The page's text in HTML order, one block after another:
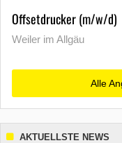
Offsetdrucker (m/w/d)
Weiler im Allgäu
Alle
AKTUELLSTE NEWS